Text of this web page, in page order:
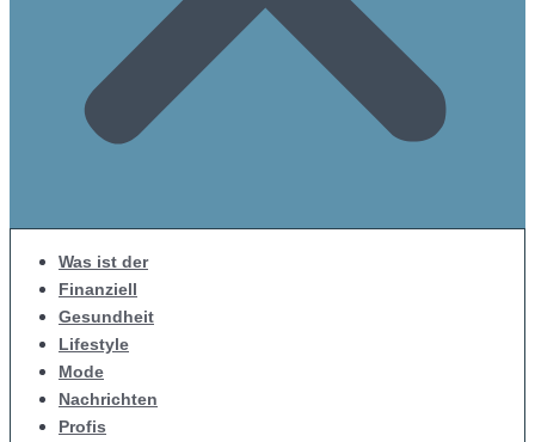
Was ist der
Finanziell
Gesundheit
Lifestyle
Mode
Nachrichten
Profis